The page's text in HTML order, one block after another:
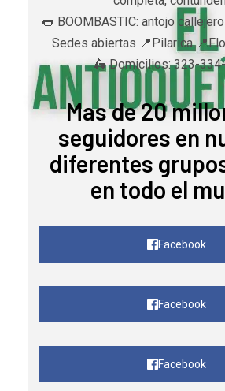
🌭 BOOMBASTIC: antojo
Sedes abiertas 📍Pilarica
🛵 Domicilios: 323-
Mas de 20
seguidores en
diferentes
en todo el
Facebook
Facebook
Facebook